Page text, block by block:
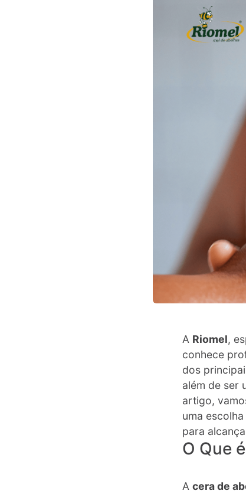
A Riomel,
conhece
dos
além de ser
artigo,
uma
para
O Que
A cera de